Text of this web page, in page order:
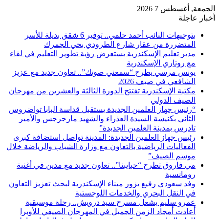
الجمعة, أغسطس 7 2026
أخبار عاجلة
بتوجيهات النائب أحمد حلمي.. توفير 6 شقق بديلة للأسر
المتضررة من عقار شارع الطرودي بحي الجمرك
مدير تعليم الإسكندرية يستعرض رؤية تطوير التعليم في لقاء
مع روتاري الإسكندرية
يونس مرسي يطرح “سمعني صوتك”.. تعاون جديد مع عزيز
الشافعي في صيف 2026
مكتبة الإسكندرية تفتتح الدورة الثالثة والعشرين من مهرجان
الصيف الدولي
“رئيس جهاز العلمين الجديدة يستقبل قداسة البابا تواضروس
الثاني بكنيسة السيدة العذراء والشهيد مارجرجس والأمير
تادرس بمدينة العلمين الجديدة”
رئيس جهاز العلمين الجديدة: المدينة تواصل استضافة كبرى
الفعاليات الرياضية بالتعاون مع وزارة الشباب والرياضة خلال
موسم الصيف”
مي فاروق تطرح “حبايبنا”.. تعاون جديد مع مدين في أغنية
رومانسية
وفد سعودي رفيع يزور ميناء الإسكندرية لبحث تعزيز التعاون
في النقل البحري والخدمات اللوجستية
عمرو سليم يشعل مسرح سيد درويش.. رحلة موسيقية
أعادت أمجاد الزمن الجميل في المهرجان الصيفي للأوبرا